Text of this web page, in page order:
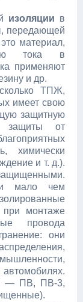
изоляции в
передающей
материал,
тока в
применяют
и др.
ТПЖ,
имеет свою
защитную
защиты от
химически
и т. д.).
мало чем
при монтаже
провода
они
— ПВ, ПВ-3,